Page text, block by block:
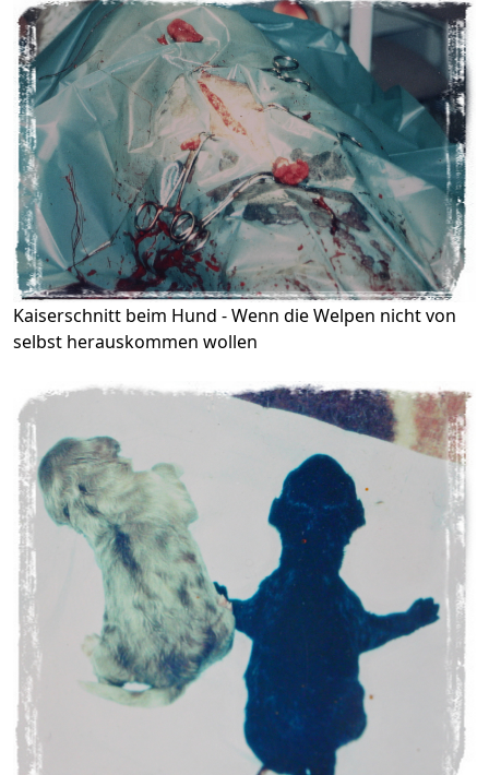
Kaiserschnitt beim Hund - Wenn die Welpen nicht von
selbst herauskommen wollen